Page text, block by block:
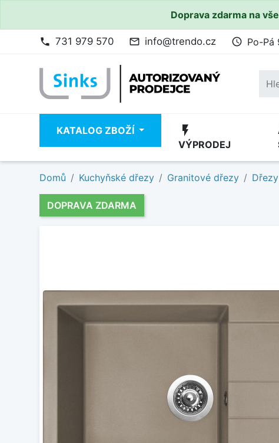
Doprava zdarma na
phone 731 979 570 mail_outline info@trendo.cz access_time Po-Pá
KATALOG ZBOŽÍ flash_on
VÝPRODEJ
Domů Kuchyňské dřezy Granitové dřezy
DOPRAVA ZDARMA